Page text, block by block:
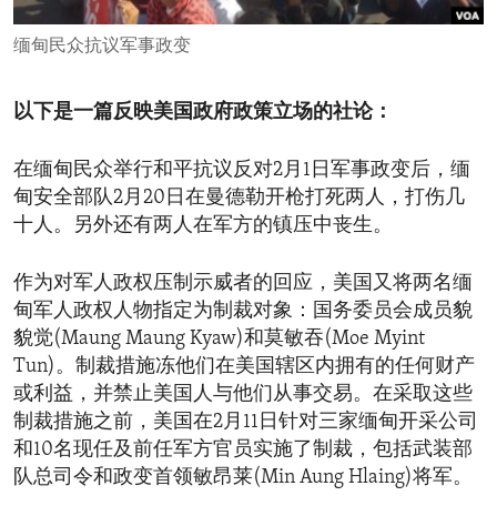
缅甸民众抗议军事政变
以下是一篇反映美国政府政策立场的社论：
在缅甸民众举行和平抗议反对2月1日军事政变后，缅
甸安全部队2月20日在曼德勒开枪打死两人，打伤几
十人。另外还有两人在军方的镇压中丧生。
作为对军人政权压制示威者的回应，美国又将两名缅
甸军人政权人物指定为制裁对象：国务委员会成员貌
貌觉(Maung Maung Kyaw)和莫敏吞(Moe Myint
Tun)。制裁措施冻他们在美国辖区内拥有的任何财产
或利益，并禁止美国人与他们从事交易。在采取这些
制裁措施之前，美国在2月11日针对三家缅甸开采公司
和10名现任及前任军方官员实施了制裁，包括武装部
队总司令和政变首领敏昂莱(Min Aung Hlaing)将军。